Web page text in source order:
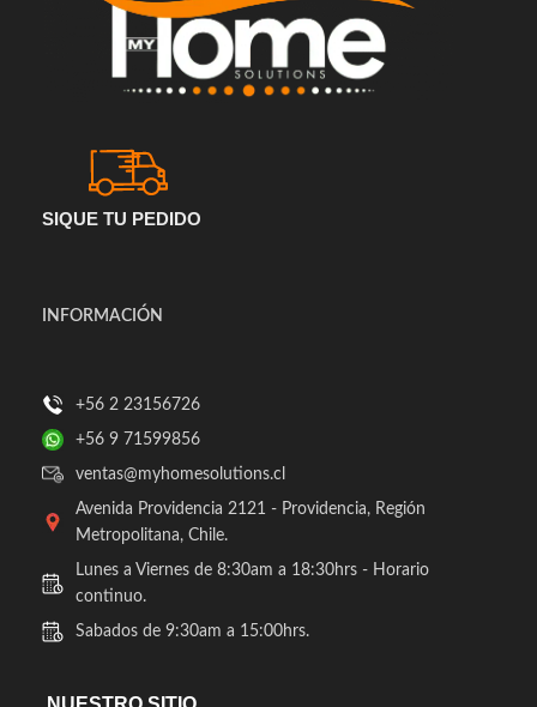
SIQUE TU PEDIDO
INFORMACIÓN
+56 2 23156726
+56 9 71599856
ventas@myhomesolutions.cl
Avenida Providencia 2121 - Providencia, Región
Metropolitana, Chile.
Lunes a Viernes de 8:30am a 18:30hrs - Horario
continuo.
Sabados de 9:30am a 15:00hrs.